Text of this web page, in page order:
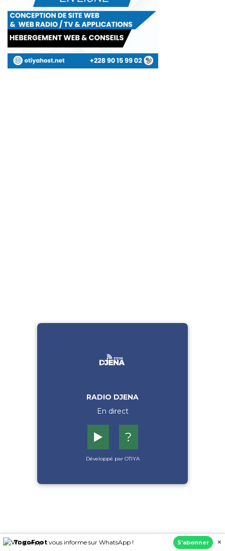
RADIO DJENA
En direct
▶️ ?
Développé par OTIYA
TogoFoot vous informe sur WhatsApp ! S’abonner ×